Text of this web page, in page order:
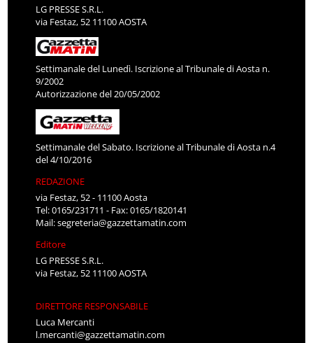
LG PRESSE S.R.L.
via Festaz, 52 11100 AOSTA
Settimanale del Lunedì. Iscrizione al Tribunale di Aosta n.
9/2002
Autorizzazione del 20/05/2002
Settimanale del Sabato. Iscrizione al Tribunale di Aosta n.4
del 4/10/2016
REDAZIONE
via Festaz, 52 - 11100 Aosta
Tel: 0165/231711 - Fax: 0165/1820141
Mail:segreteria@gazzettamatin.com
Editore
LG PRESSE S.R.L.
via Festaz, 52 11100 AOSTA
DIRETTORE RESPONSABILE
Luca Mercanti
l.mercanti@gazzettamatin.com